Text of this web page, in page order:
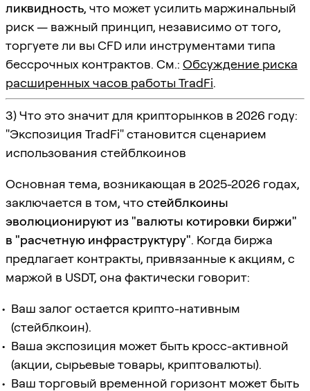
ликвидность, что может усилить маржинальный
риск — важный принцип, независимо от того,
торгуете ли вы CFD или инструментами типа
бессрочных контрактов. См.: Обсуждение риска
расширенных часов работы TradFi.
3) Что это значит для крипторынков в 2026 году:
"Экспозиция TradFi" становится сценарием
использования стейблкоинов
Основная тема, возникающая в 2025-2026 годах,
заключается в том, что стейблкоины
эволюционируют из "валюты котировки биржи"
в "расчетную инфраструктуру". Когда биржа
предлагает контракты, привязанные к акциям, с
маржой в USDT, она фактически говорит:
Ваш залог остается крипто-нативным
(стейблкоин).
Ваша экспозиция может быть кросс-активной
(акции, сырьевые товары, криптовалюты).
Ваш торговый временной горизонт может быть